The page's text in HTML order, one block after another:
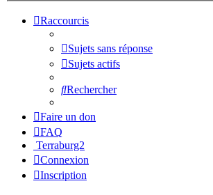
Raccourcis
Sujets sans réponse
Sujets actifs
Rechercher
Faire un don
FAQ
Terraburg2
Connexion
Inscription